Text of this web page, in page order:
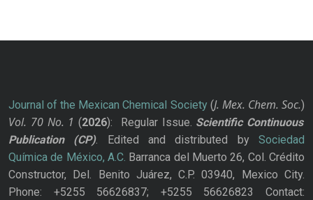
Journal of the Mexican Chemical Society(J. Mex. Chem. Soc.)
Vol. 70 No. 1 (2026): Regular Issue. Scientific Continuous
Publication
(CP). Edited and distributed bySociedad
Química de México, A.C. Barranca del Muerto 26, Col. Crédito
Constructor, Del. Benito Juárez, C.P. 03940, Mexico City.
Phone: +5255 56626837; +5255 56626823 Contact: